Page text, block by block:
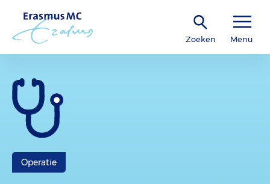
Zoeken Menu
Operatie